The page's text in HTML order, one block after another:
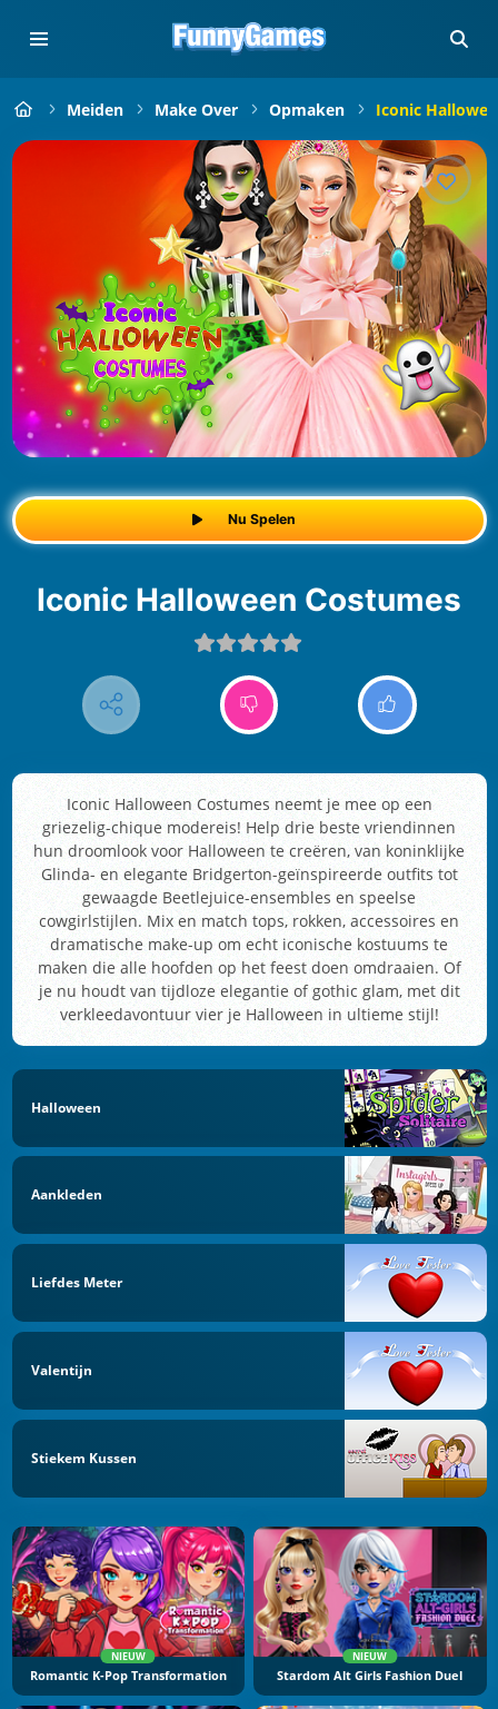
Meiden Make Over Opmaken Iconic
Nu Spelen
Iconic Halloween Costumes
Iconic Halloween Costumes neemt je mee op een
griezelig-chique modereis! Help drie beste vriendinnen
hun droomlook voor Halloween te creëren, van koninklijke
Glinda- en elegante Bridgerton-geïnspireerde outfits tot
gewaagde Beetlejuice-ensembles en speelse
cowgirlstijlen. Mix en match tops, rokken, accessoires en
dramatische make-up om echt iconische kostuums te
maken die alle hoofden op het feest doen omdraaien. Of
je nu houdt van tijdloze elegantie of gothic glam, met dit
verkleedavontuur vier je Halloween in ultieme stijl!
Halloween
Aankleden
Liefdes Meter
Valentijn
Stiekem Kussen
NIEUW
Romantic K-Pop Transformation
NIEUW
Stardom Alt Girls Fashion Duel